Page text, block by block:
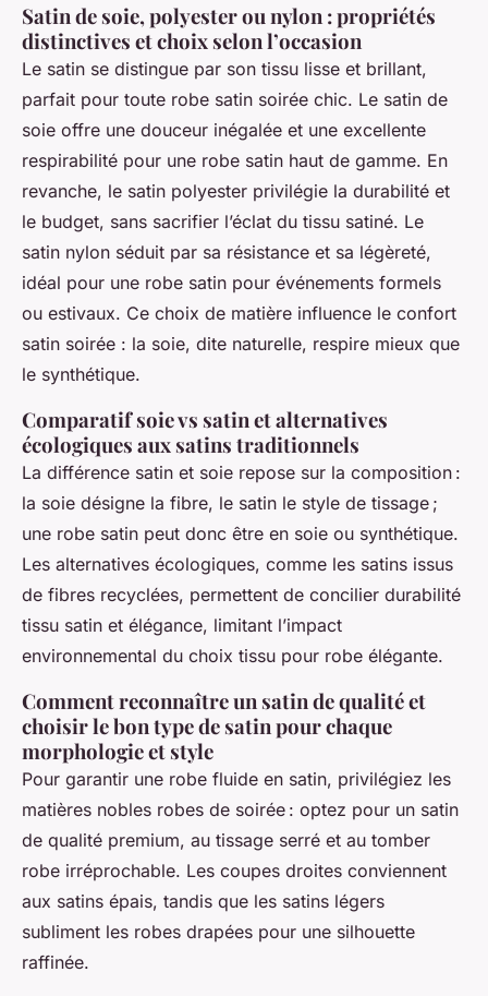
Satin de soie, polyester ou nylon : propriétés
distinctives et choix selon l’occasion
Le satin se distingue par son tissu lisse et brillant,
parfait pour toute robe satin soirée chic. Le satin de
soie offre une douceur inégalée et une excellente
respirabilité pour une robe satin haut de gamme. En
revanche, le satin polyester privilégie la durabilité et
le budget, sans sacrifier l’éclat du tissu satiné. Le
satin nylon séduit par sa résistance et sa légèreté,
idéal pour une robe satin pour événements formels
ou estivaux. Ce choix de matière influence le confort
satin soirée : la soie, dite naturelle, respire mieux que
le synthétique.
Comparatif soie vs satin et alternatives
écologiques aux satins traditionnels
La différence satin et soie repose sur la composition :
la soie désigne la fibre, le satin le style de tissage ;
une robe satin peut donc être en soie ou synthétique.
Les alternatives écologiques, comme les satins issus
de fibres recyclées, permettent de concilier durabilité
tissu satin et élégance, limitant l’impact
environnemental du choix tissu pour robe élégante.
Comment reconnaître un satin de qualité et
choisir le bon type de satin pour chaque
morphologie et style
Pour garantir une robe fluide en satin, privilégiez les
matières nobles robes de soirée : optez pour un satin
de qualité premium, au tissage serré et au tomber
robe irréprochable. Les coupes droites conviennent
aux satins épais, tandis que les satins légers
subliment les robes drapées pour une silhouette
raffinée.